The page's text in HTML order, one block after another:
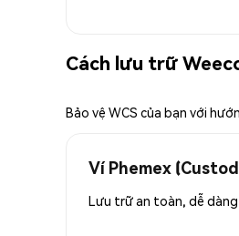
Cách lưu trữ
Bảo vệ WCS của bạn với
Ví Phemex
Lưu trữ an toàn, dễ dàng